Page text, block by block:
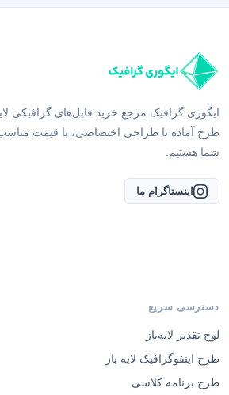
اصول طراحی لوگو در
فست‌فودی
در مجموعه طرح‌های لایه باز ما،
فروش رعایت شده است:
۱. روانشناسی رنگ‌های گرم
بیشتر طرح‌های ما از پالت‌های رنگی
استفاده می‌کنند. این رنگ‌ها طبق
فونت لوگوی فست‌فود باید “تپل”، خوانا و
پکیج‌های خود فونت‌هایی را استفاده
۳. نمادهای خلاقانه
از نمادهای کلاسیک مثل سرآشپز، برگر،